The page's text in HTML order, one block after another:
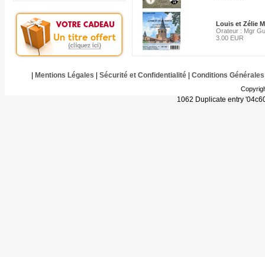
Louis et Zélie
Orateur : Mgr
3.00 EUR
Mentions Légales Sécurité et Confidentialité| Conditions Générales
1062 Duplicate entry